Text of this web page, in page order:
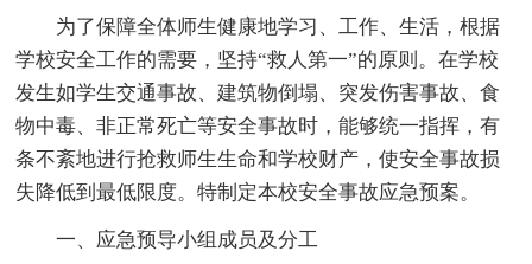
为了保障全体师生健康地学习、工作、生活，根据
学校安全工作的需要，坚持“救人第一”的原则。在学校
发生如学生交通事故、建筑物倒塌、突发伤害事故、食
物中毒、非正常死亡等安全事故时，能够统一指挥，有
条不紊地进行抢救师生生命和学校财产，使安全事故损
失降低到最低限度。特制定本校安全事故应急预案。
一、应急预导小组成员及分工